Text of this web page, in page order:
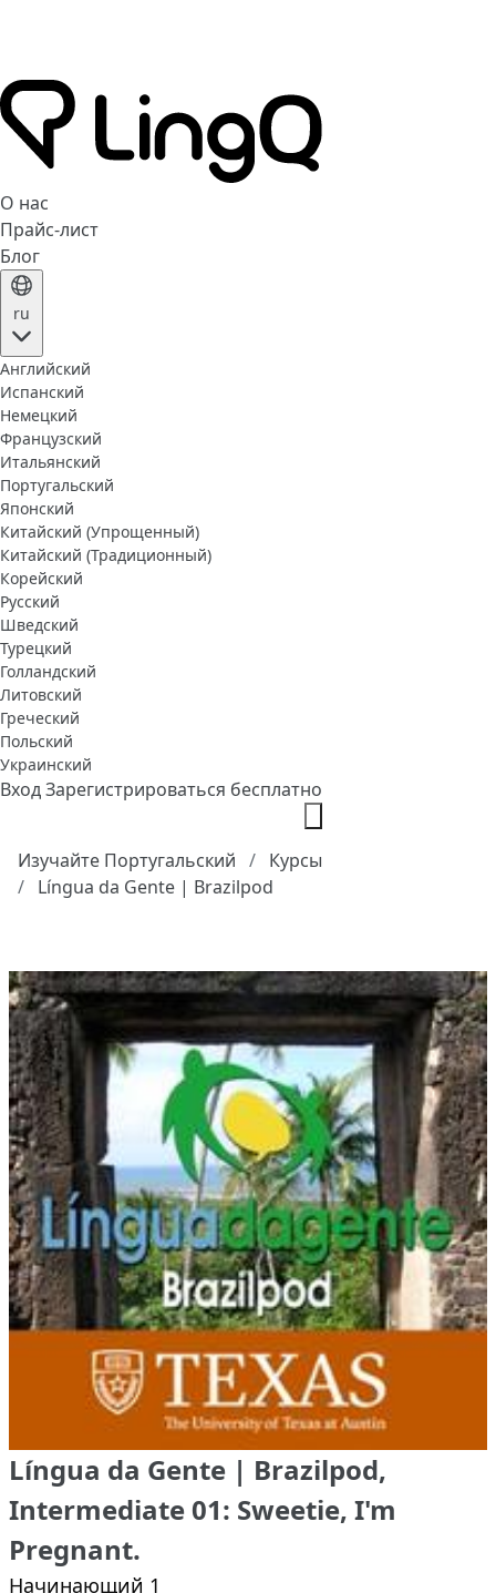
О нас
Прайс-лист
Блог
ru
Английский
Испанский
Немецкий
Французский
Итальянский
Португальский
Японский
Китайский (Упрощенный)
Китайский (Традиционный)
Корейский
Русский
Шведский
Турецкий
Голландский
Литовский
Греческий
Польский
Украинский
ВходЗарегистрироваться бесплатно
Изучайте Португальский
Курсы
Língua da Gente | Brazilpod
Língua da Gente | Brazilpod,
Intermediate 01: Sweetie, I'm
Pregnant.
Начинающий 1